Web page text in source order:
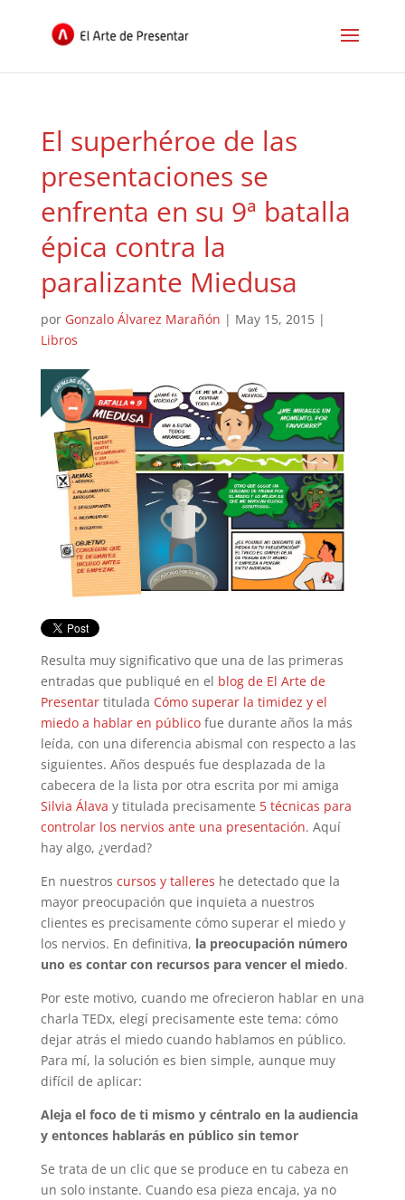
El superhéroe de las
presentaciones se
enfrenta en su 9ª batalla
épica contra la
paralizante Miedusa
por Gonzalo Álvarez Marañón | May 15, 2015|
Libros
Resulta muy significativo que una de las primeras
entradas que publiqué en el blog de El Arte de
Presentartitulada Cómo superar la timidez y el
miedo a hablar en públicofue durante años la más
leída, con una diferencia abismal con respecto a las
siguientes. Años después fue desplazada de la
cabecera de la lista por otra escrita por mi amiga
Silvia Álava y titulada precisamente 5 técnicas para
controlar los nervios ante una presentación. Aquí
hay algo, ¿verdad?
En nuestros cursos y talleres he detectado que la
mayor preocupación que inquieta a nuestros
clientes es precisamente cómo superar el miedo y
los nervios. En definitiva, la preocupación número
uno es contar con recursos para vencer el miedo.
Por este motivo, cuando me ofrecieron hablar en una
charla TEDx, elegí precisamente este tema: cómo
dejar atrás el miedo cuando hablamos en público.
Para mí, la solución es bien simple, aunque muy
difícil de aplicar:
Aleja el foco de ti mismo y céntralo en la audiencia
y entonces hablarás en público sin temor
Se trata de un clic que se produce en tu cabeza en
un solo instante. Cuando esa pieza encaja, ya no